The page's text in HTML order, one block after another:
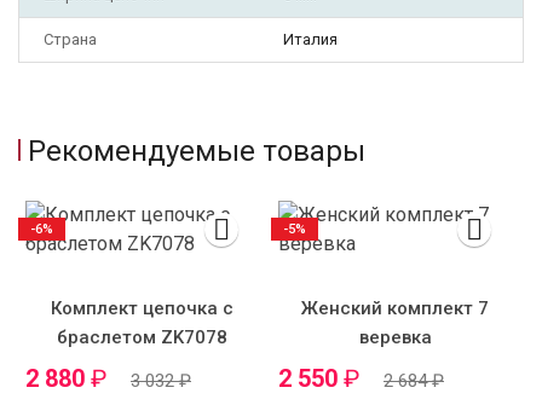
Страна Италия
Рекомендуемые товары
Комплект цепочка с
браслетом ZK7078
2 880 ₽ 3 032₽
-6%
Женский комплект 7
веревка
2 550 ₽ 2 684₽
-5%